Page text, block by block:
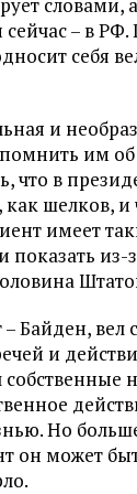
– в
себя
и
им
что в
шелков, и
имеет
из-
Байден, вел
и
Но
он может